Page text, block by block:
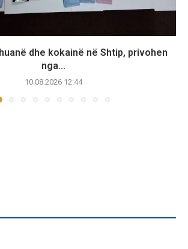
dhe kokainë në Shtip, privohen
nga...
10.08.2026 12:44